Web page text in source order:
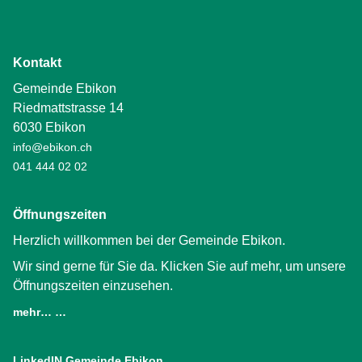
Kontakt
Gemeinde Ebikon
Riedmattstrasse 14
6030 Ebikon
info@ebikon.ch
041 444 02 02
Öffnungszeiten
Herzlich willkommen bei der Gemeinde Ebikon.
Wir sind gerne für Sie da. Klicken Sie auf mehr, um unsere
Öffnungszeiten einzusehen.
mehr… …